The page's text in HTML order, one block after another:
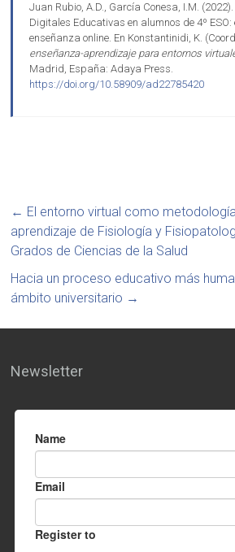
Juan Rubio, A.D., García Conesa, I.M.
Digitales Educativas en alumnos de 4º ESO:
enseñanza online. En Konstantinidi, K.
enseñanza-aprendizaje para entornos
Madrid, España: Adaya Press.
https://doi.org/10.58909/ad22785420
← El entorno virtual como
aprendizaje de Fisiología y
Grados de Ciencias de la Salud
Hacia un proceso educativo más
ámbito universitario →
Newsletter